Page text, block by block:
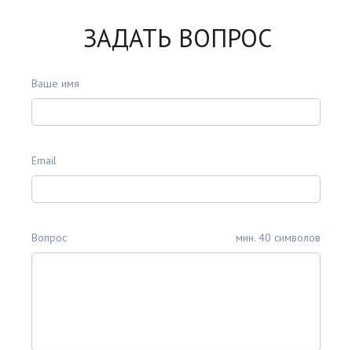
ЗАДАТЬ ВОПРОС
Ваше имя
Email
Вопрос мин. 40 символов